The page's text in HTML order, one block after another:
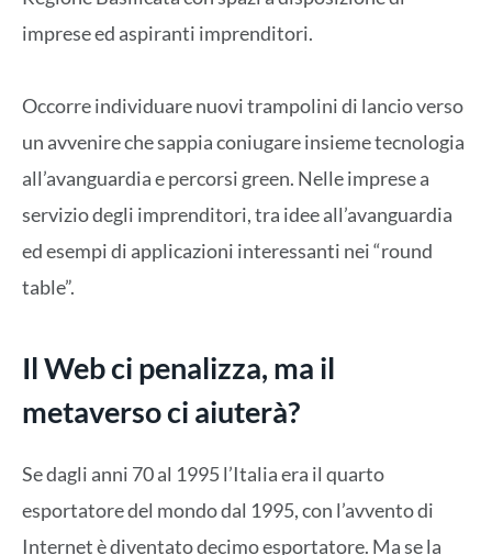
imprese ed aspiranti imprenditori.
Occorre individuare nuovi trampolini di lancio verso
un avvenire che sappia coniugare insieme tecnologia
all’avanguardia e percorsi green. Nelle imprese a
servizio degli imprenditori, tra idee all’avanguardia
ed esempi di applicazioni interessanti nei “round
table”.
Il Web ci penalizza, ma il
metaverso ci aiuterà?
Se dagli anni 70 al 1995 l’Italia era il quarto
esportatore del mondo dal 1995, con l’avvento di
Internet è diventato decimo esportatore. Ma se la